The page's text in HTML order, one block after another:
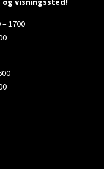
– 1700